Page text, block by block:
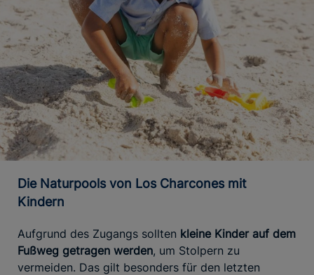
Die Naturpools von Los Charcones mit
Kindern
Aufgrund des Zugangs sollten kleine Kinder auf dem
Fußweg getragen werden, um Stolpern zu
vermeiden. Das gilt besonders für den letzten